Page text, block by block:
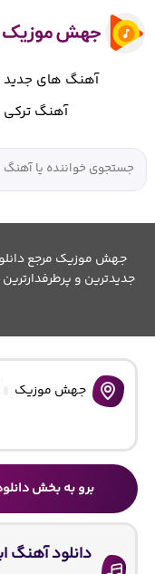
آهنگ های جدید
آهنگ ترکی
جهش موزیک مرجع
جدیدترین و
جهش موزیک
برو به بخش
دانلود آهنگ